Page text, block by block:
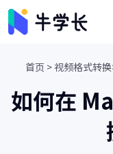
首页 >视频格式转
如何在